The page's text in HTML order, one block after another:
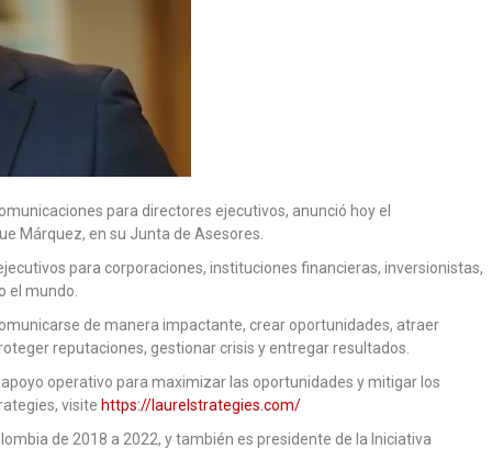
para directores ejecutivos, anunció hoy el
Márquez, en su Junta de Asesores.
para corporaciones, instituciones financieras, inversionistas,
el mundo.
de manera impactante, crear oportunidades, atraer
reputaciones, gestionar crisis y entregar resultados.
operativo para maximizar las oportunidades y mitigar los
visite https://laurelstrategies.com/
de 2018 a 2022, y también es presidente de la Iniciativa